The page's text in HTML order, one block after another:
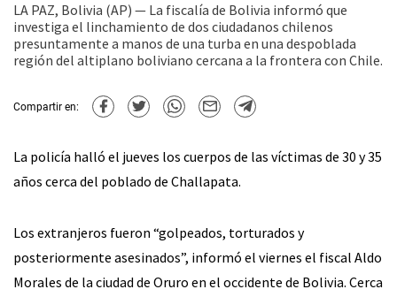
LA PAZ, Bolivia (AP) — La fiscalía de Bolivia informó que
investiga el linchamiento de dos ciudadanos chilenos
presuntamente a manos de una turba en una despoblada
región del altiplano boliviano cercana a la frontera con Chile.
Compartir en:
La policía halló el jueves los cuerpos de las víctimas de 30 y 35
años cerca del poblado de Challapata.
Los extranjeros fueron “golpeados, torturados y
posteriormente asesinados”, informó el viernes el fiscal Aldo
Morales de la ciudad de Oruro en el occidente de Bolivia. Cerca